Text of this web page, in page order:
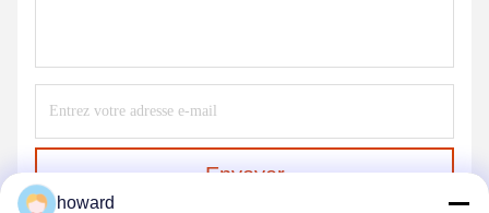
Envoyer
howard